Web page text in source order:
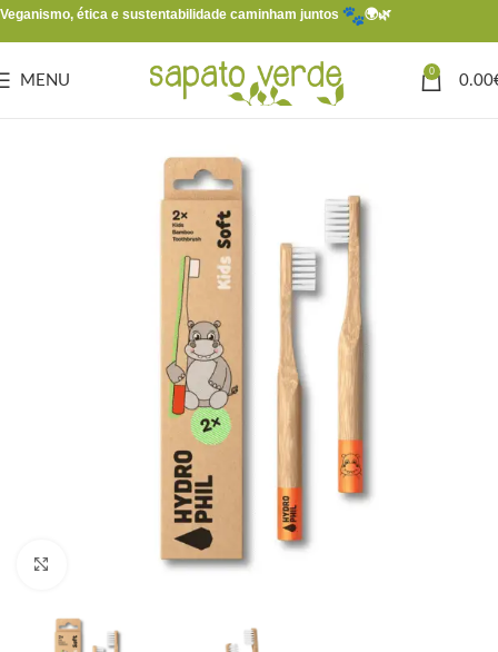
Veganismo, ética e sustentabilidade caminham juntos 🌍🌿
MENU
0
0.00
Click to enlarge